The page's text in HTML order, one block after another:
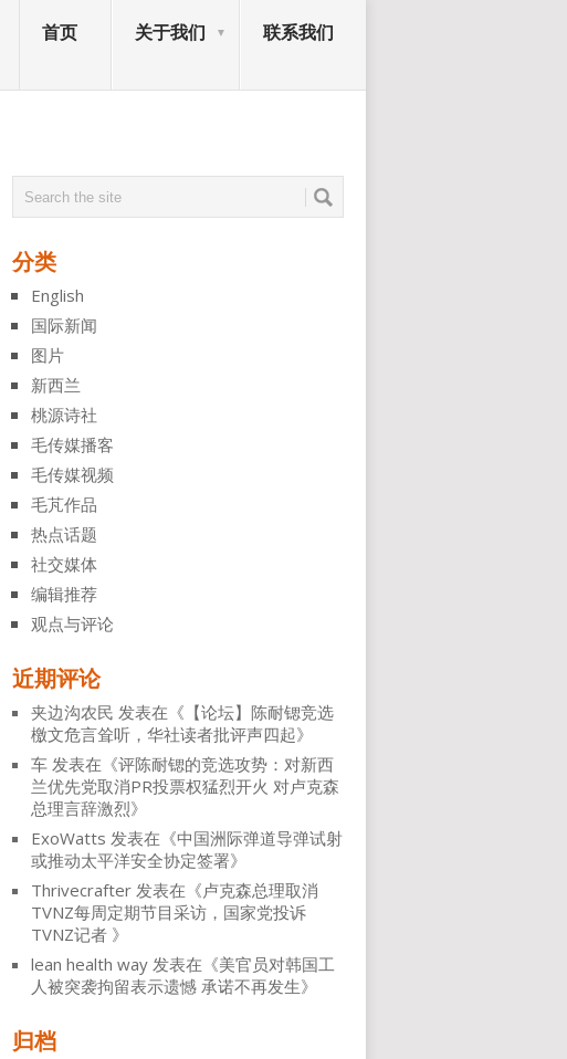
首页 关于我们 联系我们
分类
English
国际新闻
图片
新西兰
桃源诗社
毛传媒播客
毛传媒视频
毛芃作品
热点话题
社交媒体
编辑推荐
观点与评论
近期评论
夹边沟农民 发表在《 【论坛】陈耐锶竞选
檄文危言耸听，华社读者批评声四起》
车 发表在《评陈耐锶的竞选攻势：对新西
兰优先党取消PR投票权猛烈开火 对卢克森
总理言辞激烈》
ExoWatts 发表在《中国洲际弹道导弹试射
或推动太平洋安全协定签署》
Thrivecrafter 发表在《卢克森总理取消
TVNZ每周定期节目采访，国家党投诉
TVNZ记者 》
lean health way 发表在《美官员对韩国工
人被突袭拘留表示遗憾 承诺不再发生》
归档